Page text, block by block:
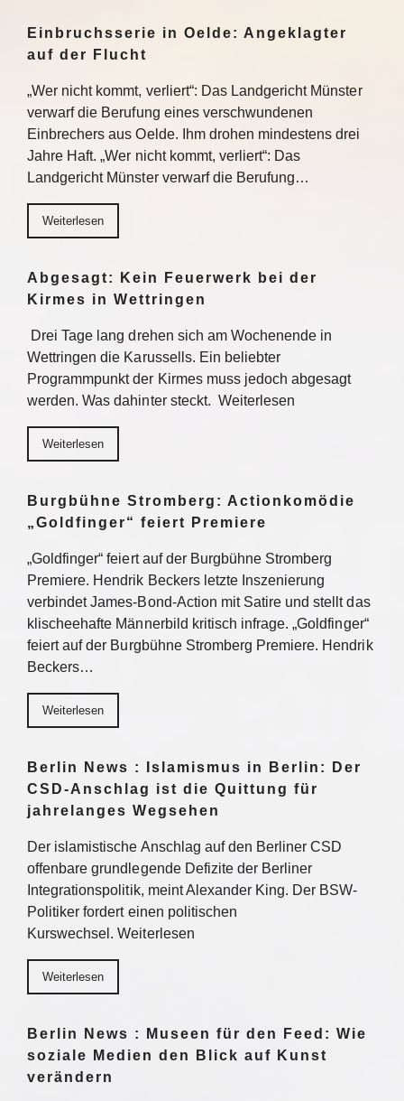
Einbruchsserie in Oelde: Angeklagter
auf der Flucht
„Wer nicht kommt, verliert“: Das Landgericht Münster
verwarf die Berufung eines verschwundenen
Einbrechers aus Oelde. Ihm drohen mindestens drei
Jahre Haft. „Wer nicht kommt, verliert“: Das
Landgericht Münster verwarf die Berufung…
Weiterlesen
Abgesagt: Kein Feuerwerk bei der
Kirmes in Wettringen
Drei Tage lang drehen sich am Wochenende in
Wettringen die Karussells. Ein beliebter
Programmpunkt der Kirmes muss jedoch abgesagt
werden. Was dahinter steckt. Weiterlesen
Weiterlesen
Burgbühne Stromberg: Actionkomödie
„Goldfinger“ feiert Premiere
„Goldfinger“ feiert auf der Burgbühne Stromberg
Premiere. Hendrik Beckers letzte Inszenierung
verbindet James-Bond-Action mit Satire und stellt das
klischeehafte Männerbild kritisch infrage. „Goldfinger“
feiert auf der Burgbühne Stromberg Premiere. Hendrik
Beckers…
Weiterlesen
Berlin News : Islamismus in Berlin: Der
CSD-Anschlag ist die Quittung für
jahrelanges Wegsehen
Der islamistische Anschlag auf den Berliner CSD
offenbare grundlegende Defizite der Berliner
Integrationspolitik, meint Alexander King. Der BSW-
Politiker fordert einen politischen
Kurswechsel. Weiterlesen
Weiterlesen
Berlin News : Museen für den Feed: Wie
soziale Medien den Blick auf Kunst
verändern